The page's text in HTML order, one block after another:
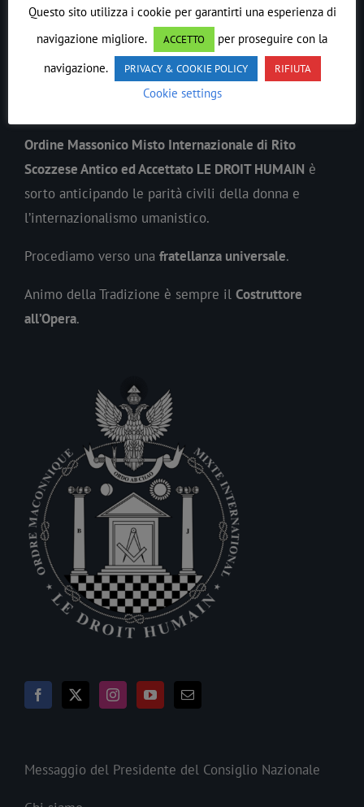
LE DROIT HUMAIN
In ogni epoca ilLavoro Massonicosi è evoluto
Ordine Massonico Misto Internazionale di Rito
Scozzese Antico ed Accettato LE DROIT HUMAIN è
sorto anticipando le parità civili della donna e
l’internazionalismo umanistico.
Procediamo verso una fratellanza universale.
Animo della Tradizione è sempre il Costruttore
all’Opera.
Messaggio del Presidente del Consiglio Nazionale
Questo sito utilizza i cookie per garantirti una esperienza di
navigazione migliore.
ACCETTO
per proseguire con la
navigazione.
PRIVACY & COOKIE POLICY RIFIUTA
Cookie settings